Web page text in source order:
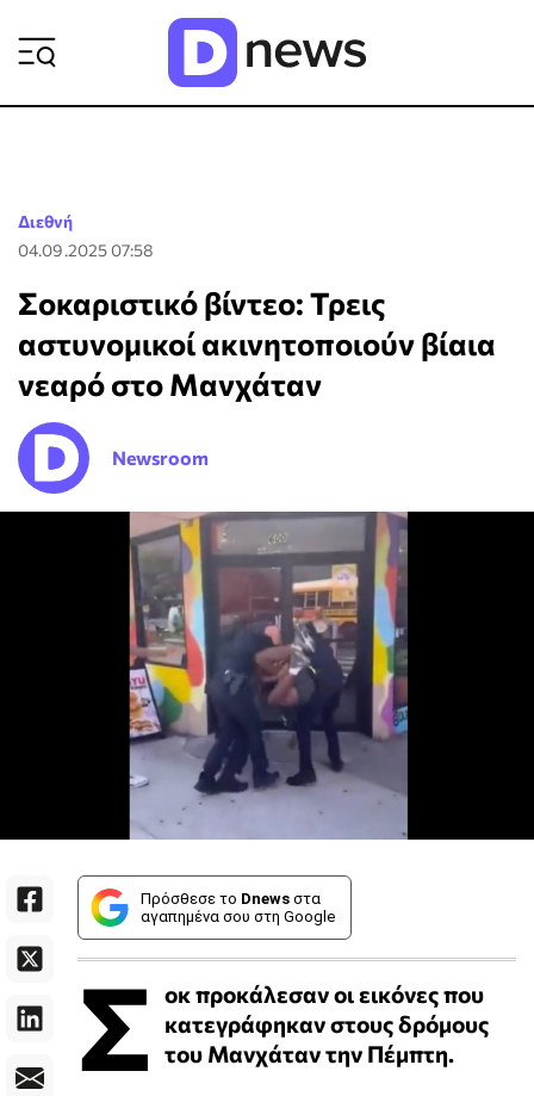
Διεθνή
04.09.2025 07:58
Σοκαριστικό βίντεο: Τρεις
αστυνομικοί ακινητοποιούν βίαια
νεαρό στο Μανχάταν
Newsroom
Πρόσθεσε το Dnews στα
αγαπημένα σου στη Google
Σ οκ προκάλεσαν οι εικόνες που
κατεγράφηκαν στους δρόμους
του Μανχάταν την Πέμπτη.